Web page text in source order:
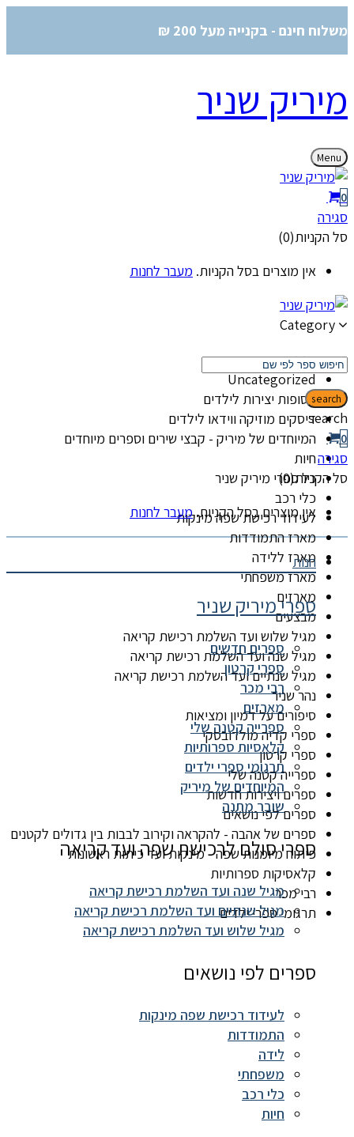
משלוח חינם - בקנייה מעל 200 ₪
מיריק שניר
Menu
0
סגירה
סל הקניות(0)
אין מוצרים בסל הקניות. מעבר לחנות
Category
קטגוריות
Uncategorized
אסופות יצירות לילדים
דיסקים מוזיקה ווידאו לילדים
המיוחדים של מיריק - קבצי שירים וספרים מיוחדים
חיות
כל ספרי מיריק שניר
כלי רכב
לעידוד רכישת שפה מינקות
מארז התמודדות
מארז ללידה
מארז משפחתי
מארזים
מבצעים
מגיל שלוש ועד השלמת רכישת קריאה
מגיל שנה ועד השלמת רכישת קריאה
מגיל שנתיים ועד השלמת רכישת קריאה
נהר שניר
סיפורים על דמיון ומציאות
ספרי קדיה מולדובסקי
ספרי קרטון
ספרייה קטנה שלי
ספרים ויצירות חדשות
ספרים לפי נושאים
ספרים של אהבה - להקראה וקירוב לבבות בין גדולים לקטנים
פיתוח מיומנות שפה - מינקות ועד כיתות ראשונות
קלאסיקות ספרותיות
רבי מכר
תרגומי ספרי ילדים
search
search
0
סגירה
סל הקניות(0)
אין מוצרים בסל הקניות. מעבר לחנות
חנות
ספרי מיריק שניר
ספרים חדשים
ספרי קרטון
רבי מכר
מארזים
ספרייה קטנה שלי
קלאסיות ספרותיות
תרגומי ספרי ילדים
המיוחדים של מיריק
שובר מתנה
ספרי סולם לרכישת שפה ועד קריאה
מגיל שנה ועד השלמת רכישת קריאה
מגיל שנתיים ועד השלמת רכישת קריאה
מגיל שלוש ועד השלמת רכישת קריאה
ספרים לפי נושאים
לעידוד רכישת שפה מינקות
התמודדות
לידה
משפחתי
כלי רכב
חיות